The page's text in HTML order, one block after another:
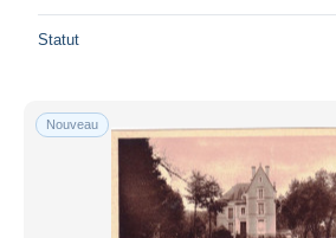
Statut
Nouveau